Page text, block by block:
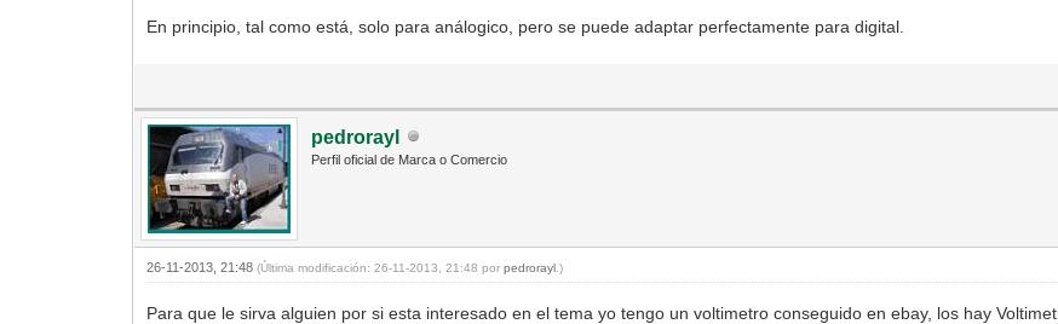
En principio, tal como está, solo para análogico, pero se puede adaptar perfectamente para digital.
pedrorayl
Perfil oficial de Marca o Comercio
26-11-2013, 21:48(Última modificación: 26-11-2013, 21:48 porpedrorayl .)
Para que le sirva alguien por si esta interesado en el tema yo tengo un voltimetro conseguido en ebay, los hay